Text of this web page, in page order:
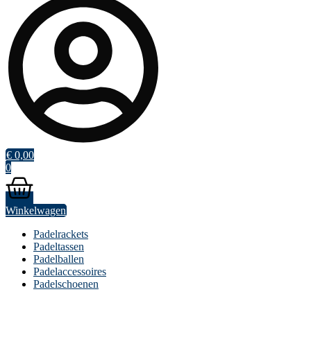
€ 0,00
0
Winkelwagen
Padelrackets
Padeltassen
Padelballen
Padelaccessoires
Padelschoenen